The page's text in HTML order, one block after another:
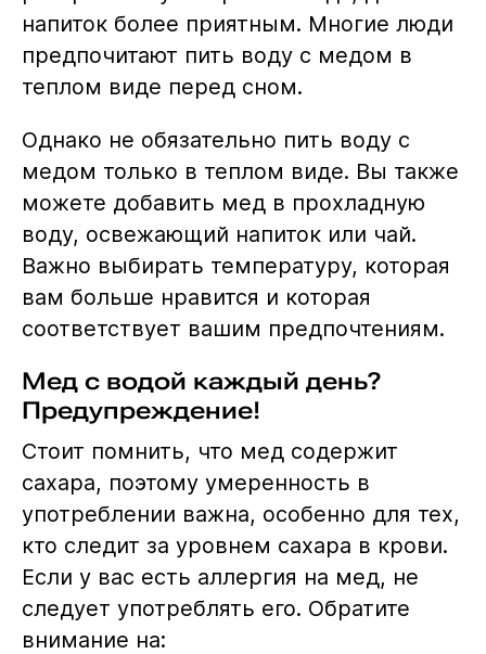
напиток более приятным. Многие люди
предпочитают пить воду с медом в
теплом виде перед сном.
Однако не обязательно пить воду с
медом только в теплом виде. Вы также
можете добавить мед в прохладную
воду, освежающий напиток или чай.
Важно выбирать температуру, которая
вам больше нравится и которая
соответствует вашим предпочтениям.
Мед с водой каждый день?
Предупреждение!
Стоит помнить, что мед содержит
сахара, поэтому умеренность в
употреблении важна, особенно для тех,
кто следит за уровнем сахара в крови.
Если у вас есть аллергия на мед, не
следует употреблять его. Обратите
внимание на: